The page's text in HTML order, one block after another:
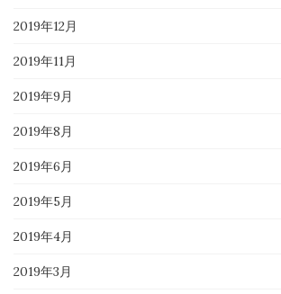
2019年12月
2019年11月
2019年9月
2019年8月
2019年6月
2019年5月
2019年4月
2019年3月